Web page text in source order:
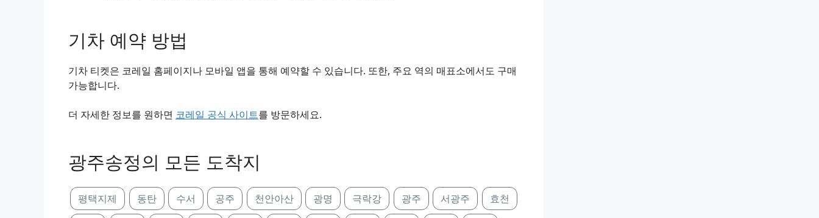
기차 예약 방법
기차 티켓은 코레일 홈페이지나 모바일 앱을 통해 예약할 수 있습니다. 또한, 주요 역의 매표소에서도 구매
가능합니다.
더 자세한 정보를 원하면 코레일 공식 사이트를 방문하세요.
광주송정의 모든 도착지
평택지제 동탄 수서 공주 천안아산 광명 극락강 광주 서광주 효천